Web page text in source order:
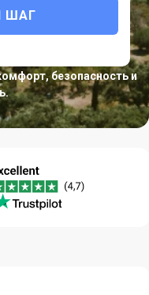
ШАГ
безопасность и